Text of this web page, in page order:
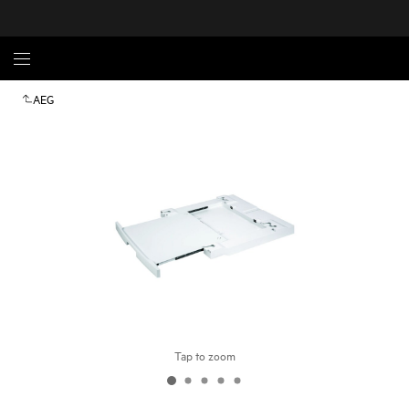
AEG
Tap to zoom